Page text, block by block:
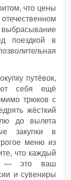
что цены
выбрасывание
поездкой в
путёвок,
себя ещё
трюков с
жёсткий
до вылета
закупки в
меню из
что каждый
— это ваш
и сувениры